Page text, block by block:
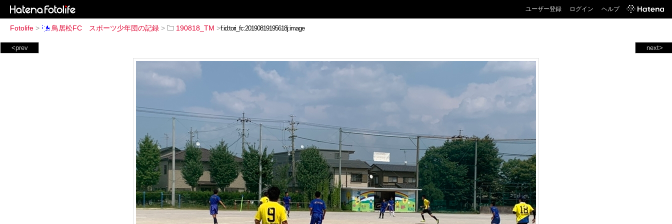
ユーザー登録 ログイン ヘルプ
Fotolife > 鳥居松FC スポーツ少年団の記録 > 190818_TM >
next>
<prev